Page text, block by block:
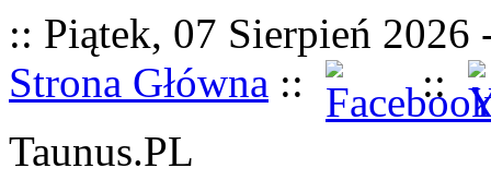
:: Piątek, 07 Sierpień 2026
Strona Główna ::
::
Taunus.PL